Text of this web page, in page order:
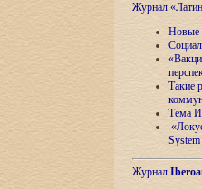
Журнал
Новые
Такие
Тема
Журнал